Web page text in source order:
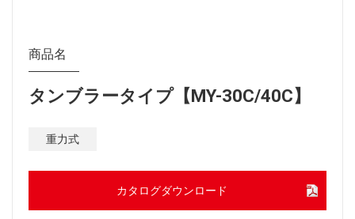
商品名
タンブラータイプ【MY-30C/40C】
重力式
カタログダウンロード